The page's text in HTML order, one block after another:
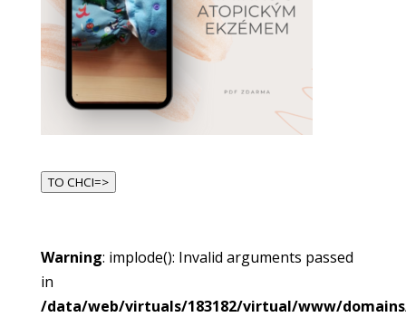
TO CHCI=>
Warning: implode(): Invalid arguments passed
in
/data/web/virtuals/183182/virtual/www/